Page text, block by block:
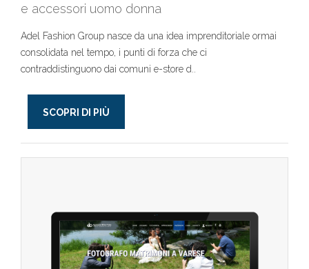
e accessori uomo donna
Adel Fashion Group nasce da una idea imprenditoriale ormai
consolidata nel tempo, i punti di forza che ci
contraddistinguono dai comuni e-store d..
SCOPRI DI PIÙ